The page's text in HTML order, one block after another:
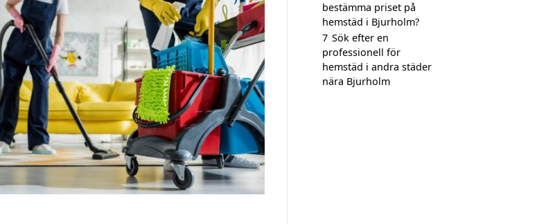
bestämma priset på
hemstäd i Bjurholm?
7 Sök efter en
professionell för
hemstäd i andra städer
nära Bjurholm